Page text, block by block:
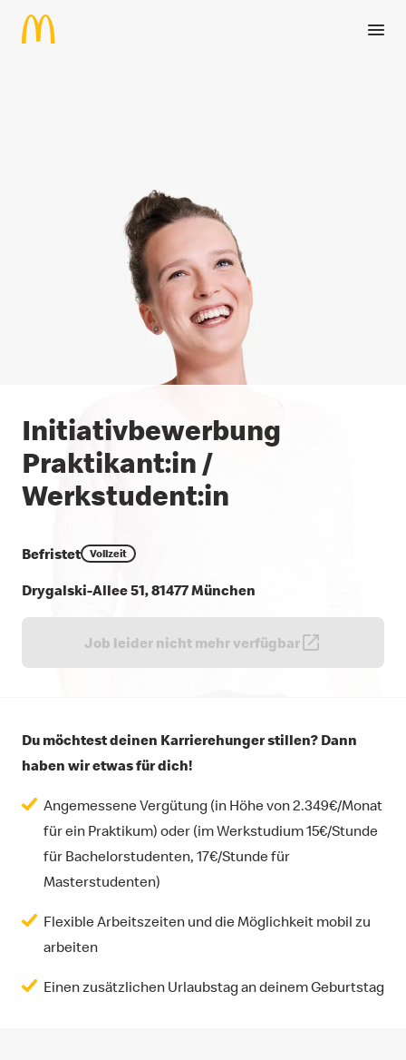
Zum Hauptinhalt springen
Initiativbewerbung
Praktikant:in /
Werkstudent:in
Befristet Vollzeit
Drygalski-Allee 51, 81477 München
Job leider nicht mehr verfügbar
Du möchtest deinen Karrierehunger stillen? Dann
haben wir etwas für dich!
Angemessene Vergütung (in Höhe von 2.349€/Monat
für ein Praktikum) oder (im Werkstudium 15€/Stunde
für Bachelorstudenten, 17€/Stunde für
Masterstudenten)
Flexible Arbeitszeiten und die Möglichkeit mobil zu
arbeiten
Einen zusätzlichen Urlaubstag an deinem Geburtstag